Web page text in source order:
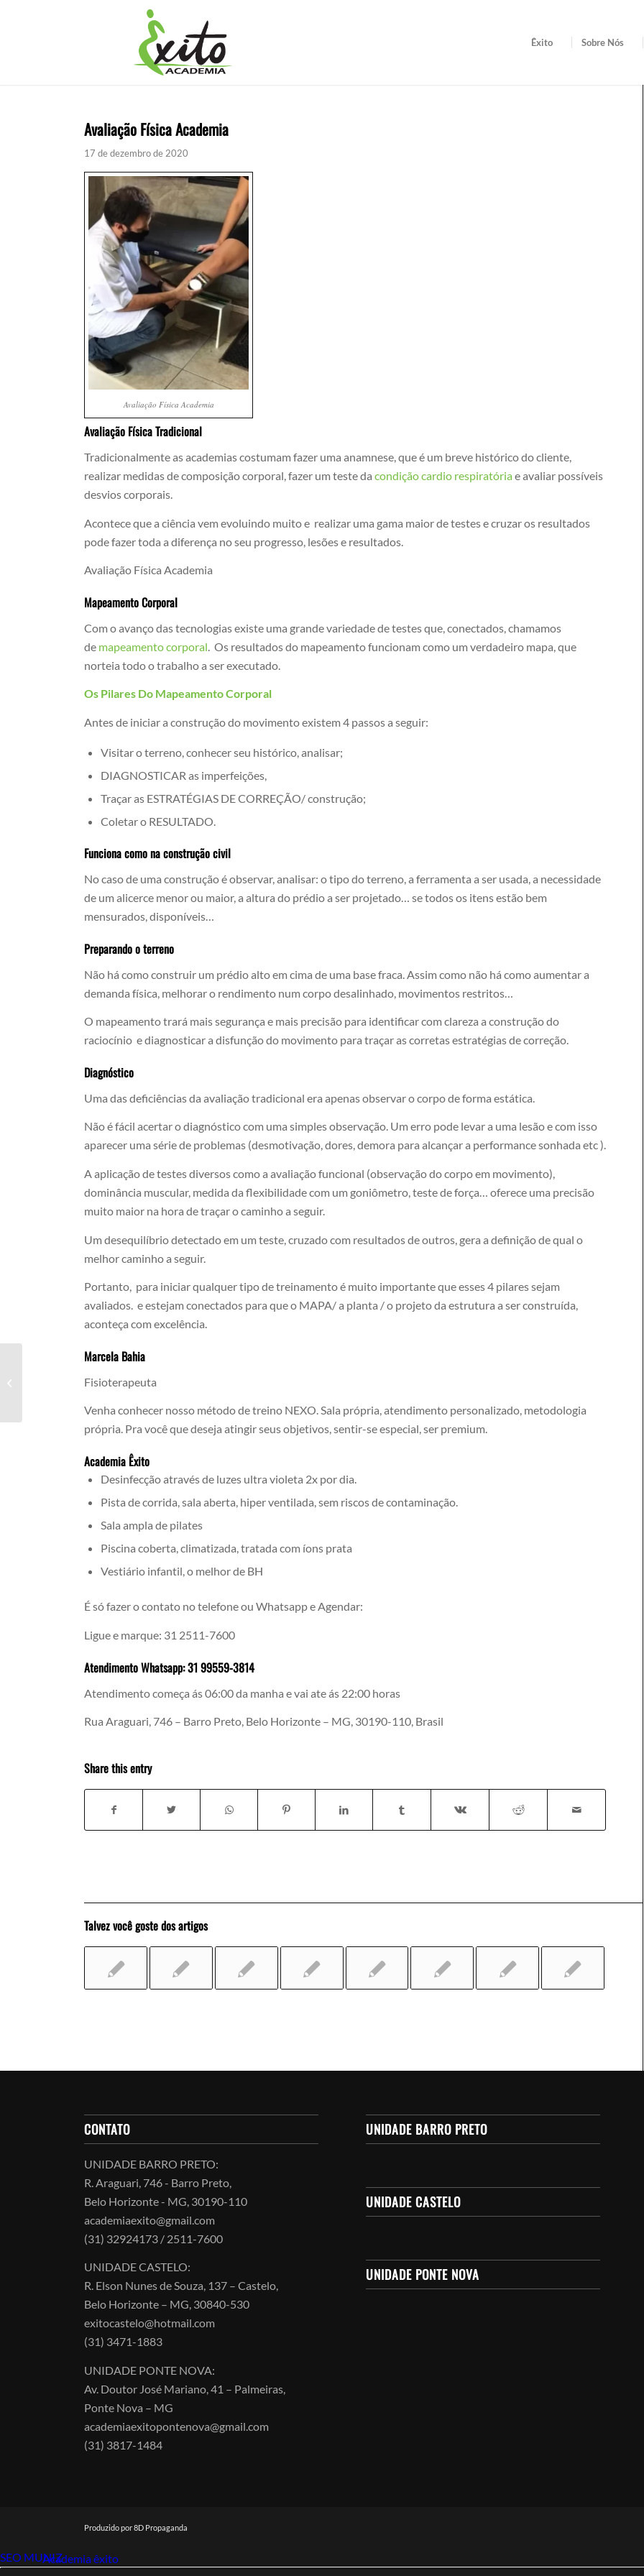
Êxito Sobre Nós
Avaliação Física Academia
17 de dezembro de 2020
Avaliação Física Academia
Avaliação Física Tradicional
Tradicionalmente as academias costumam fazer uma anamnese, que é um breve histórico do cliente,
realizar medidas de composição corporal, fazer um teste dacondição cardio respiratóriae avaliar possíveis
desvios corporais.
Acontece que a ciência vem evoluindo muito e realizar uma gama maior de testes e cruzar os resultados
pode fazer toda a diferença no seu progresso, lesões e resultados.
Avaliação Física Academia
Mapeamento Corporal
Com o avanço das tecnologias existe uma grande variedade de testes que, conectados, chamamos
de mapeamento corporal . Os resultados do mapeamento funcionam como um verdadeiro mapa, que
norteia todo o trabalho a ser executado.
Os Pilares Do Mapeamento Corporal
Antes de iniciar a construção do movimento existem 4 passos a seguir:
Visitar o terreno, conhecer seu histórico, analisar;
DIAGNOSTICAR as imperfeições,
Traçar as ESTRATÉGIAS DE CORREÇÃO/ construção;
Coletar o RESULTADO.
Funciona como na construção civil
No caso de uma construção é observar, analisar: o tipo do terreno, a ferramenta a ser usada, a necessidade
de um alicerce menor ou maior, a altura do prédio a ser projetado… se todos os itens estão bem
mensurados, disponíveis…
Preparando o terreno
Não há como construir um prédio alto em cima de uma base fraca. Assim como não há como aumentar a
demanda física, melhorar o rendimento num corpo desalinhado, movimentos restritos…
O mapeamento trará mais segurança e mais precisão para identificar com clareza a construção do
raciocínio e diagnosticar a disfunção do movimento para traçar as corretas estratégias de correção.
Diagnóstico
Uma das deficiências da avaliação tradicional era apenas observar o corpo de forma estática.
Não é fácil acertar o diagnóstico com uma simples observação. Um erro pode levar a uma lesão e com isso
aparecer uma série de problemas (desmotivação, dores, demora para alcançar a performance sonhada etc ).
A aplicação de testes diversos como a avaliação funcional (observação do corpo em movimento),
dominância muscular, medida da flexibilidade com um goniômetro, teste de força… oferece uma precisão
muito maior na hora de traçar o caminho a seguir.
Um desequilíbrio detectado em um teste, cruzado com resultados de outros, gera a definição de qual o
melhor caminho a seguir.
Portanto, para iniciar qualquer tipo de treinamento é muito importante que esses 4 pilares sejam
avaliados. e estejam conectados para que o MAPA/ a planta / o projeto da estrutura a ser construída,
aconteça com excelência.
Marcela Bahia
Fisioterapeuta
Venha conhecer nosso método de treino NEXO. Sala própria, atendimento personalizado, metodologia
própria. Pra você que deseja atingir seus objetivos, sentir-se especial, ser premium.
Academia Êxito
Desinfecção através de luzes ultra violeta 2x por dia.
Pista de corrida, sala aberta, hiper ventilada, sem riscos de contaminação.
Sala ampla de pilates
Piscina coberta, climatizada, tratada com íons prata
Vestiário infantil, o melhor de BH
É só fazer o contato no telefone ou Whatsapp e Agendar:
Ligue e marque: 31 2511-7600
Atendimento Whatsapp: 31 99559-3814
Atendimento começa ás 06:00 da manha e vai ate ás 22:00 horas
Rua Araguari, 746 – Barro Preto, Belo Horizonte – MG, 30190-110, Brasil
Share this entry
Talvez você goste dos artigos
CONTATO
UNIDADE BARRO PRETO:
R. Araguari, 746 - Barro Preto,
Belo Horizonte - MG, 30190-110
academiaexito@gmail.com
(31) 32924173 / 2511-7600
UNIDADE CASTELO:
R. Elson Nunes de Souza, 137 – Castelo,
Belo Horizonte – MG, 30840-530
exitocastelo@hotmail.com
(31) 3471-1883
UNIDADE PONTE NOVA:
Av. Doutor José Mariano, 41 – Palmeiras,
Ponte Nova – MG
academiaexitopontenova@gmail.com
(31) 3817-1484
UNIDADE BARRO PRETO
UNIDADE CASTELO
UNIDADE PONTE NOVA
Produzido por 8D Propaganda
SEO MUNIZ
Link112 Academia êxito